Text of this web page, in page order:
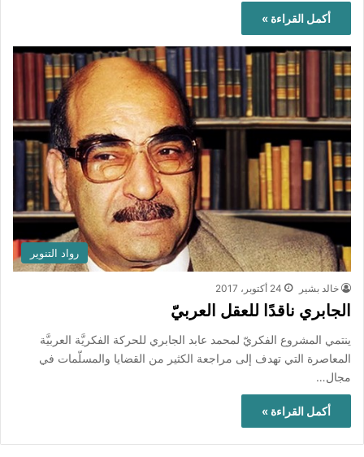
أكمل القراءة »
رواد التنوير
خالد بشير 24 أكتوبر، 2017
الجابري ناقدًا للعقل العربيّ
ينتمي المشروع الفكريّ لمحمد عابد الجابري للحركة الفكريَّة العربيَّة
المعاصرة التي تهدف إلى مراجعة الكثير من القضايا والمسلّمات في
مجال…
أكمل القراءة »